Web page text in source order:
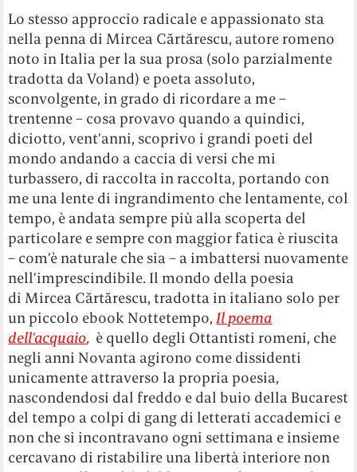
Lo stesso approccio radicale e appassionato sta
nella penna di Mircea Cărtărescu, autore romeno
noto in Italia per la sua prosa (solo parzialmente
tradotta da Voland) e poeta assoluto,
sconvolgente, in grado di ricordare a me –
trentenne – cosa provavo quando a quindici,
diciotto, vent’anni, scoprivo i grandi poeti del
mondo andando a caccia di versi che mi
turbassero, di raccolta in raccolta, portando con
me una lente di ingrandimento che lentamente, col
tempo, è andata sempre più alla scoperta del
particolare e sempre con maggior fatica è riuscita
– com’è naturale che sia – a imbattersi nuovamente
nell’imprescindibile. Il mondo della poesia
di Mircea Cărtărescu, tradotta in italiano solo per
un piccolo ebook Nottetempo,Il poema
dell’acquaio, è quello degli Ottantisti romeni, che
negli anni Novanta agirono come dissidenti
unicamente attraverso la propria poesia,
nascondendosi dal freddo e dal buio della Bucarest
del tempo a colpi di gang di letterati accademici e
non che si incontravano ogni settimana e insieme
cercavano di ristabilire una libertà interiore non